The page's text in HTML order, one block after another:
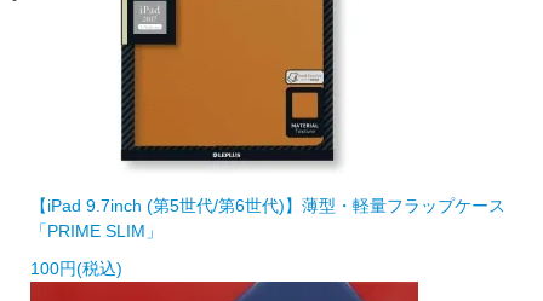
【iPad 9.7inch (第5世代/第6世代)】薄型・軽量フラップケース
「PRIME SLIM」
100円(税込)